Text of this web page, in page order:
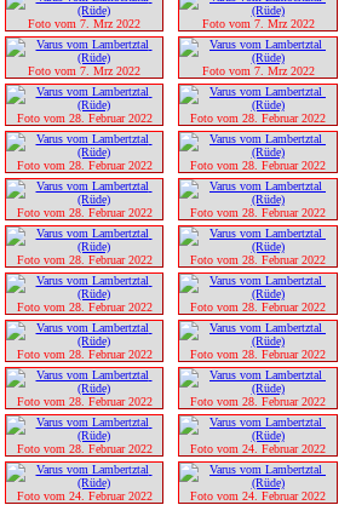
Foto vom 7. Mrz 2022 Foto vom 7. Mrz 2022
Foto vom 7. Mrz 2022 Foto vom 7. Mrz 2022
Foto vom 28. Februar 2022 Foto vom 28. Februar 2022
Foto vom 28. Februar 2022 Foto vom 28. Februar 2022
Foto vom 28. Februar 2022 Foto vom 28. Februar 2022
Foto vom 28. Februar 2022 Foto vom 28. Februar 2022
Foto vom 28. Februar 2022 Foto vom 28. Februar 2022
Foto vom 28. Februar 2022 Foto vom 28. Februar 2022
Foto vom 28. Februar 2022 Foto vom 28. Februar 2022
Foto vom 28. Februar 2022 Foto vom 24. Februar 2022
Foto vom 24. Februar 2022 Foto vom 24. Februar 2022